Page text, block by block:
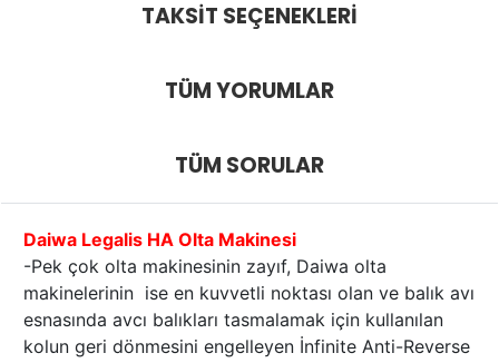
TAKSIT SEÇENEKLERI
TÜM YORUMLAR
TÜM SORULAR
Daiwa Legalis HA Olta Makinesi
-Pek çok olta makinesinin zayıf, Daiwa olta
makinelerinin ise en kuvvetli noktası olan ve balık avı
esnasında avcı balıkları tasmalamak için kullanılan
kolun geri dönmesini engelleyen İnfinite Anti-Reverse